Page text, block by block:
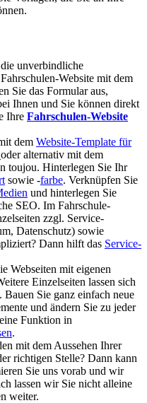
unverbindliche
Website mit dem
Sie das Formular aus,
Ihnen und Sie können direkt
Ihre Fahrschulen-Website
dem Website-Template für
oder alternativ mit dem
toujou. Hinterlegen Sie Ihr
sowie -farbe. Verknüpfen Sie
und hinterlegen Sie
SEO. Im Fahrschule-
zzgl. Service-
Datenschutz) sowie
Dann hilft das Service-
Webseiten mit eigenen
Einzelseiten lassen sich
Sie ganz einfach neue
und ändern Sie zu jeder
Funktion in
.
mit dem Aussehen Ihrer
richtigen Stelle? Dann kann
Sie uns vorab und wir
lassen wir Sie nicht alleine
weiter.